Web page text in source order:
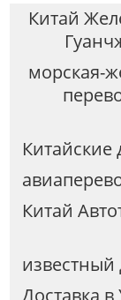
Китай
морская-
Китайские
Китай
известный
Доставка в